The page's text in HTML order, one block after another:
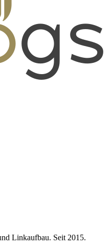
Linkaufbau. Seit 2015.